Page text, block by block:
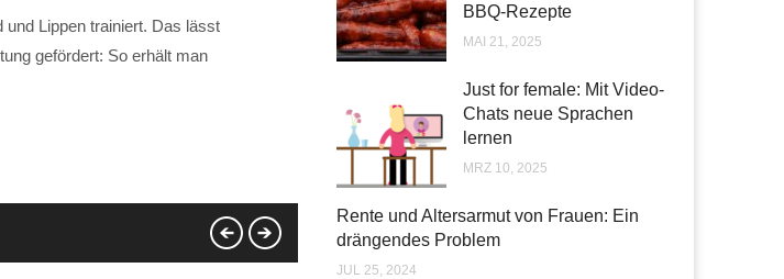
Lippen trainiert. Das lässt
gefördert: So erhält man
BBQ-Rezepte
MAI 21, 2025
Just for female: Mit Video-
Chats neue Sprachen
lernen
MRZ 10, 2025
Rente und Altersarmut von Frauen: Ein
drängendes Problem
JUL 25, 2024